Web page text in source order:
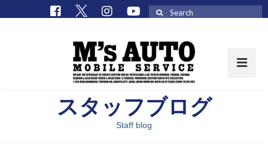
取扱車種一覧スタッフブログ
Staff blog